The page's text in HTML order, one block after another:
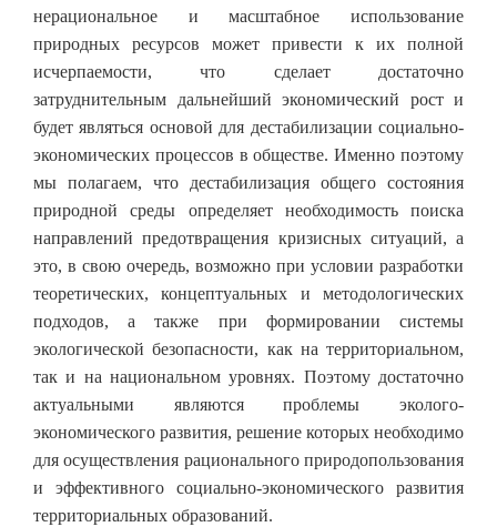
нерациональное и масштабное использование
природных ресурсов может привести к их полной
исчерпаемости, что сделает достаточно
затруднительным дальнейший экономический рост и
будет являться основой для дестабилизации социально-
экономических процессов в обществе. Именно поэтому
мы полагаем, что дестабилизация общего состояния
природной среды определяет необходимость поиска
направлений предотвращения кризисных ситуаций, а
это, в свою очередь, возможно при условии разработки
теоретических, концептуальных и методологических
подходов, а также при формировании системы
экологической безопасности, как на территориальном,
так и на национальном уровнях. Поэтому достаточно
актуальными являются проблемы эколого-
экономического развития, решение которых необходимо
для осуществления рационального природопользования
и эффективного социально-экономического развития
территориальных образований.